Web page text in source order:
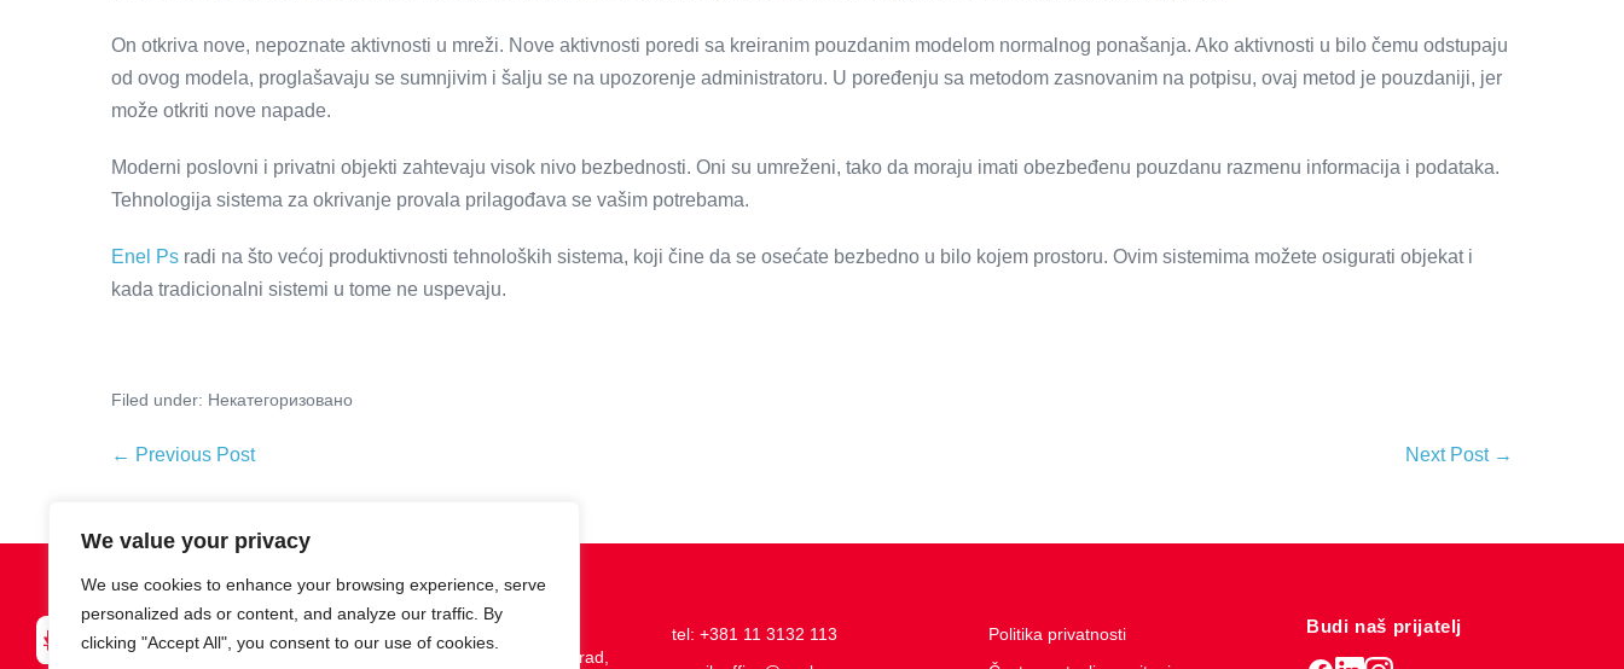
We value your privacy
We use cookies to enhance your browsing experience, serve
personalized ads or content, and analyze our traffic. By
clicking "Accept All", you consent to our use of cookies.
On otkriva nove, nepoznate aktivnosti u mreži. Nove aktivnosti poredi sa kreiranim pouzdanim modelom normalnog ponašanja. Ako aktivnosti u bilo čemu odstupaju
od ovog modela, proglašavaju se sumnjivim i šalju se na upozorenje administratoru. U poređenju sa metodom zasnovanim na potpisu, ovaj metod je pouzdaniji, jer
može otkriti nove napade.
Moderni poslovni i privatni objekti zahtevaju visok nivo bezbednosti. Oni su umreženi, tako da moraju imati obezbeđenu pouzdanu razmenu informacija i podataka.
Tehnologija sistema za okrivanje provala prilagođava se vašim potrebama.
Enel Ps radi na što većoj produktivnosti tehnoloških sistema, koji čine da se osećate bezbedno u bilo kojem prostoru. Ovim sistemima možete osigurati objekat i
kada tradicionalni sistemi u tome ne uspevaju.
Filed under: Некатегоризовано
← Previous Post Next Post →
Enel PS DOO Novi Beograd
Zelengorska 1G, 11070 Beograd,
tel: +381 11 3132 113
Politika privatnosti
Budi naš prijatelj